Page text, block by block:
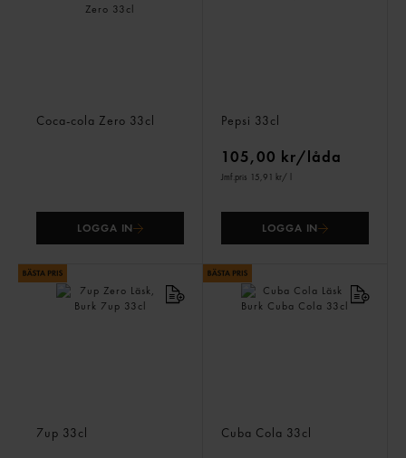
Coca-cola Zero 33cl
LOGGA IN
Pepsi 33cl
105,00 kr/låda
Jmf.pris 15,91 kr/ l
LOGGA IN
7up 33cl Cuba Cola 33cl